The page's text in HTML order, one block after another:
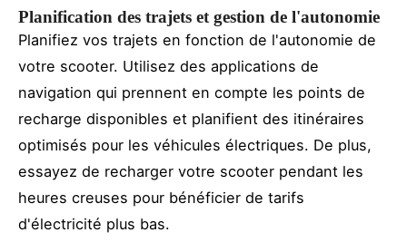
Planification des trajets et gestion de l'autonomie
Planifiez vos trajets en fonction de l'autonomie de
votre scooter. Utilisez des applications de
navigation qui prennent en compte les points de
recharge disponibles et planifient des itinéraires
optimisés pour les véhicules électriques. De plus,
essayez de recharger votre scooter pendant les
heures creuses pour bénéficier de tarifs
d'électricité plus bas.